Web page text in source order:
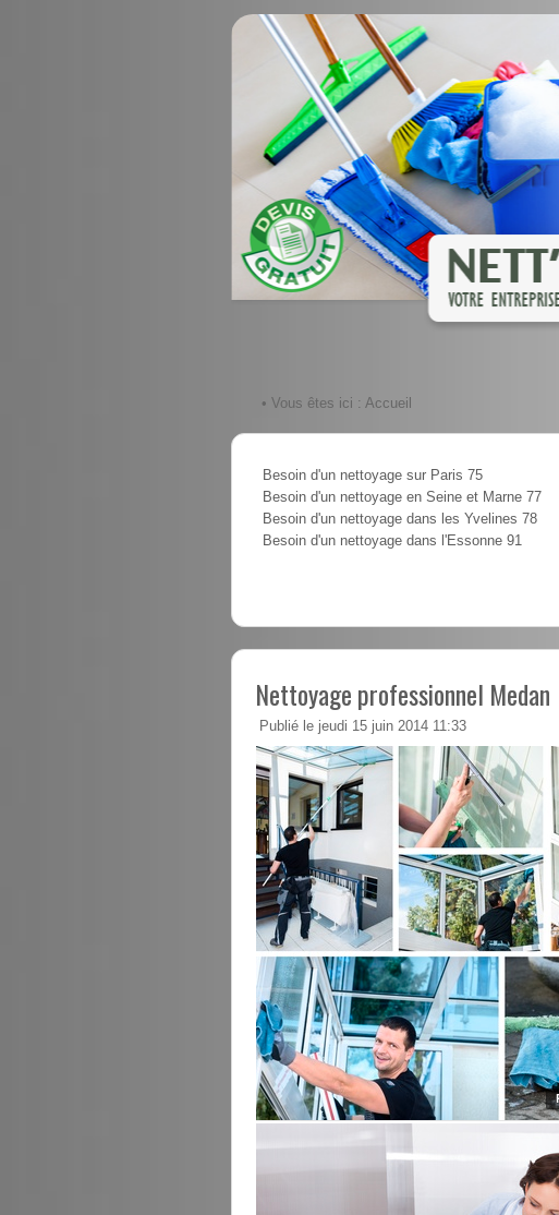
• Vous êtes ici : Accueil
Besoin d'un nettoyage sur Paris 75
Besoin d'un nettoyage en Seine et Marne 77
Besoin d'un nettoyage dans les Yvelines 78
Besoin d'un nettoyage dans l'Essonne 91
Nettoyage professionnel Medan
Publié le jeudi 15 juin 2014 11:33